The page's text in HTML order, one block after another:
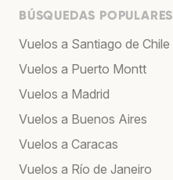
BÚSQUEDAS POPULARES
Vuelos a Santiago de Chile
Vuelos a Puerto Montt
Vuelos a Madrid
Vuelos a Buenos Aires
Vuelos a Caracas
Vuelos a Río de Janeiro